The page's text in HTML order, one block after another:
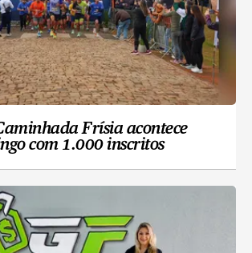
Frísia acontece
com 1.000 inscritos